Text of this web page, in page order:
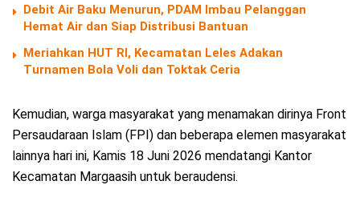
Debit Air Baku Menurun, PDAM Imbau Pelanggan
Hemat Air dan Siap Distribusi Bantuan
Meriahkan HUT RI, Kecamatan Leles Adakan
Turnamen Bola Voli dan Toktak Ceria
Kemudian, warga masyarakat yang menamakan dirinya Front
Persaudaraan Islam (FPI) dan beberapa elemen masyarakat
lainnya hari ini, Kamis 18 Juni 2026 mendatangi Kantor
Kecamatan Margaasih untuk beraudensi.